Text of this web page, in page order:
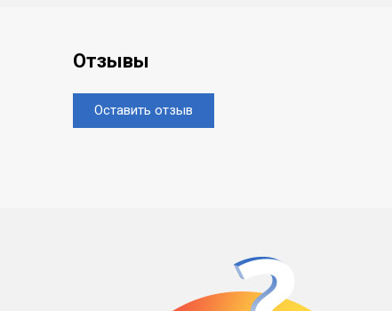
Отзывы
Оставить отзыв